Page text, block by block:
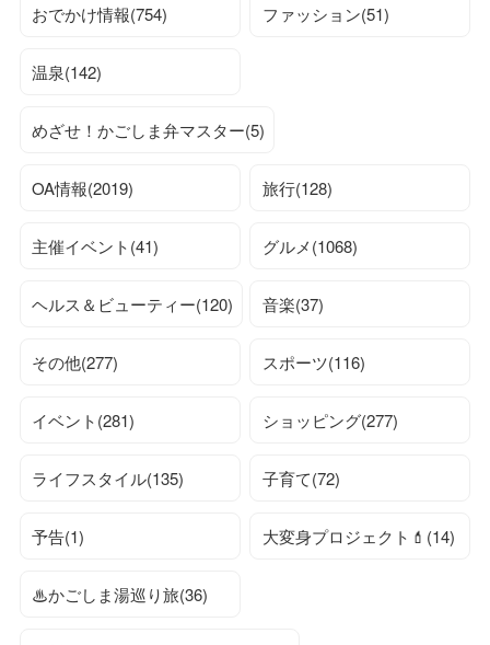
おでかけ情報(754) ファッション(51)
温泉(142)
めざせ！かごしま弁マスター(5)
OA情報(2019) 旅行(128)
主催イベント(41) グルメ(1068)
ヘルス＆ビューティー(120) 音楽(37)
その他(277) スポーツ(116)
イベント(281) ショッピング(277)
ライフスタイル(135) 子育て(72)
予告(1) 大変身プロジェクト💄(14)
♨かごしま湯巡り旅(36)